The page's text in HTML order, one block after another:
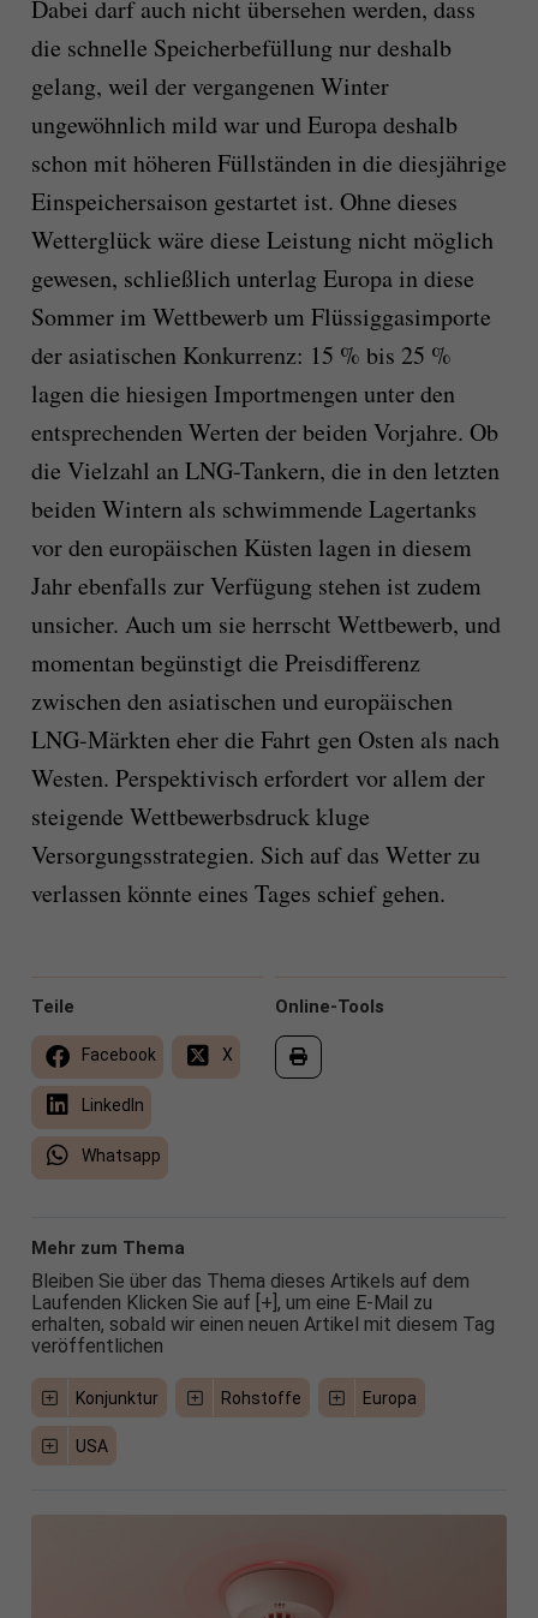
Dabei darf auch nicht übersehen werden, dass
die schnelle Speicherbefüllung nur deshalb
gelang, weil der vergangenen Winter
ungewöhnlich mild war und Europa deshalb
schon mit höheren Füllständen in die diesjährige
Einspeichersaison gestartet ist. Ohne dieses
Wetterglück wäre diese Leistung nicht möglich
gewesen, schließlich unterlag Europa in diese
Sommer im Wettbewerb um Flüssiggasimporte
der asiatischen Konkurrenz: 15 % bis 25 %
lagen die hiesigen Importmengen unter den
entsprechenden Werten der beiden Vorjahre. Ob
die Vielzahl an LNG-Tankern, die in den letzten
beiden Wintern als schwimmende Lagertanks
vor den europäischen Küsten lagen in diesem
Jahr ebenfalls zur Verfügung stehen ist zudem
unsicher. Auch um sie herrscht Wettbewerb, und
momentan begünstigt die Preisdifferenz
zwischen den asiatischen und europäischen
LNG-Märkten eher die Fahrt gen Osten als nach
Westen. Perspektivisch erfordert vor allem der
steigende Wettbewerbsdruck kluge
Versorgungsstrategien. Sich auf das Wetter zu
verlassen könnte eines Tages schief gehen.
Online-Tools
Teile
Facebook X
LinkedIn
Whatsapp
Mehr zum Thema
Bleiben Sie über das Thema dieses Artikels auf dem
Laufenden Klicken Sie auf [+], um eine E-Mail zu
erhalten, sobald wir einen neuen Artikel mit diesem Tag
veröffentlichen
Konjunktur Rohstoffe Europa
USA